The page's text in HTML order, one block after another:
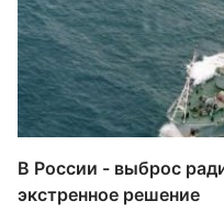
В России - выброс
экстренное решение